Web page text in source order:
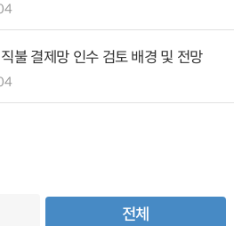
불 결제망 인수 검토 배경 및 전망
전체